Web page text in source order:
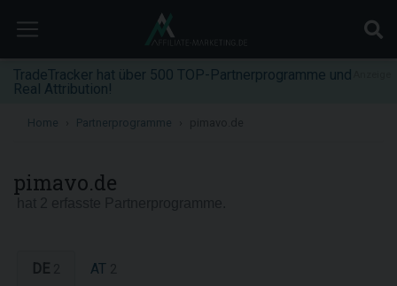
TradeTracker hat über 500 TOP-Partnerprogramme und
Real Attribution!
Home Partnerprogramme
pimavo.de
DE AT